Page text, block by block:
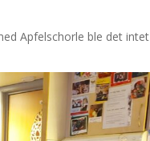
Apfelschorle ble det intet